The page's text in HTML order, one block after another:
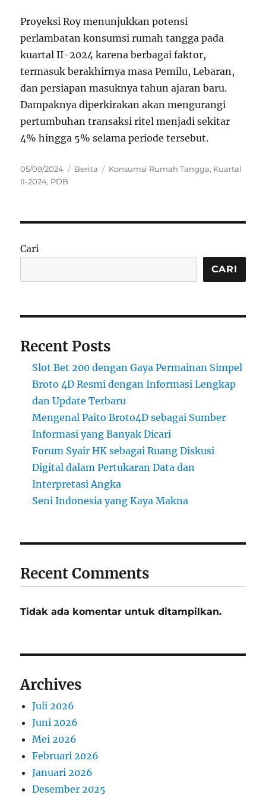
Proyeksi Roy menunjukkan potensi
perlambatan konsumsi rumah tangga pada
kuartal II-2024 karena berbagai faktor,
termasuk berakhirnya masa Pemilu, Lebaran,
dan persiapan masuknya tahun ajaran baru.
Dampaknya diperkirakan akan mengurangi
pertumbuhan transaksi ritel menjadi sekitar
4% hingga 5% selama periode tersebut.
Posted
on
05/09/2024 Categories
Berita Tags
Konsumsi Rumah Tangga, Kuartal
II-2024, PDB
Cari
CARI
Recent Posts
Slot Bet 200 dengan Gaya Permainan Simpel
Broto 4D Resmi dengan Informasi Lengkap
dan Update Terbaru
Mengenal Paito Broto4D sebagai Sumber
Informasi yang Banyak Dicari
Forum Syair HK sebagai Ruang Diskusi
Digital dalam Pertukaran Data dan
Interpretasi Angka
Seni Indonesia yang Kaya Makna
Recent Comments
Tidak ada komentar untuk ditampilkan.
Archives
Juli 2026
Juni 2026
Mei 2026
Februari 2026
Januari 2026
Desember 2025